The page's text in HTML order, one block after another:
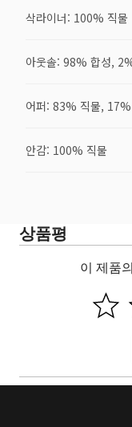
삭라이너: 100% 직물
아웃솔: 98% 합성,
어퍼: 83% 직물,
안감: 100% 직물
상품평
이 제품